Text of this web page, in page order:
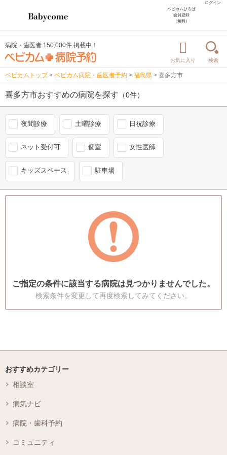
ログイン
ベビカムひろば
会員登録
（無料）
病院・歯医者 150,000件 掲載中！
お気に入り 検索
ベビカムトップ > ベビカム病院・歯医者予約 > 福島県 > 喜多方市
喜多方市おすすめの病院を探す （0件）
夜間診療 土曜診療 日祝診療
ネット受付可 個室 女性医師
キッズスペース 駐車場
ご指定の条件に該当する病院は見つかりませんでした。
検索条件を変更して再度検索してみてください。
おすすめカテゴリー
相談室
病気ナビ
病院・歯科予約
コミュニティ